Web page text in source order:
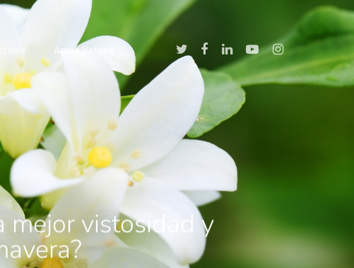
Áreas Verdes
mejor vistosidad y